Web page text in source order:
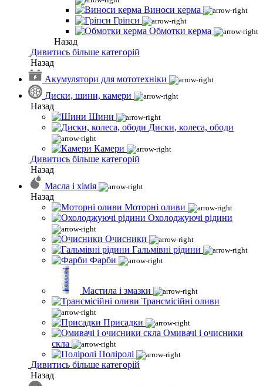
Виноси керма
Гріпси
Обмотки керма
Назад
Дивитись більше категорій
Назад
Акумулятори для мототехніки
Диски, шини, камери
Назад
Шини
Диски, колеса, ободи
Камери
Дивитись більше категорій
Назад
Масла і хімія
Назад
Моторні оливи
Охолоджуючі рідини
Очисники
Гальмівні рідини
Фарби
Мастила і змазки
Трансмісійні оливи
Присадки
Омивачі і очисники
скла
Поліролі
Дивитись більше категорій
Назад